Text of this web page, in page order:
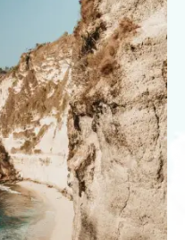
0
9
8
7